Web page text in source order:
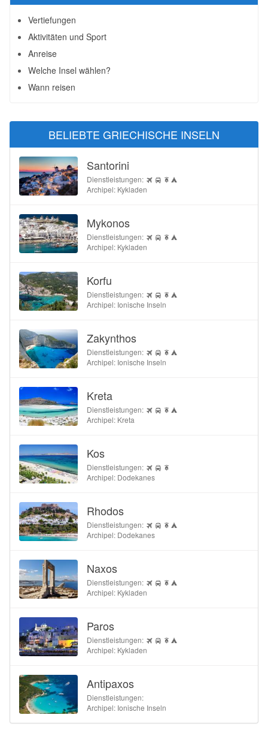
Vertiefungen
Aktivitäten und Sport
Anreise
Welche Insel wählen?
Wann reisen
BELIEBTE GRIECHISCHE INSELN
Santorini
Dienstleistungen:
Archipel: Kykladen
Mykonos
Dienstleistungen:
Archipel: Kykladen
Korfu
Dienstleistungen:
Archipel: Ionische Inseln
Zakynthos
Dienstleistungen:
Archipel: Ionische Inseln
Kreta
Dienstleistungen:
Archipel: Kreta
Kos
Dienstleistungen:
Archipel: Dodekanes
Rhodos
Dienstleistungen:
Archipel: Dodekanes
Naxos
Dienstleistungen:
Archipel: Kykladen
Paros
Dienstleistungen:
Archipel: Kykladen
Antipaxos
Dienstleistungen:
Archipel: Ionische Inseln